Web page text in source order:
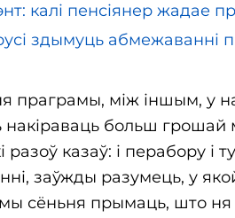
калі пенсіянер жадае
здымуць абмежаванні
праграмы, між іншым, у
больш грошай
разоў казаў: і перабору
заўжды разумець, у
сёньня прымаць, што ня